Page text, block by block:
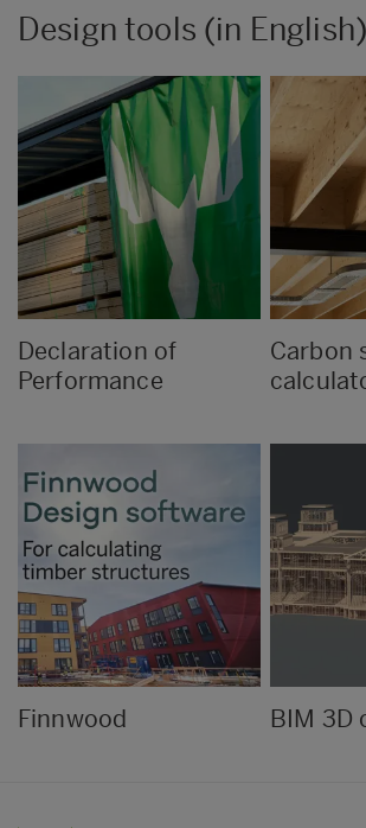
Design tools (in English)
Declaration of
Performance
Carbon
Finnwood BIM 3D